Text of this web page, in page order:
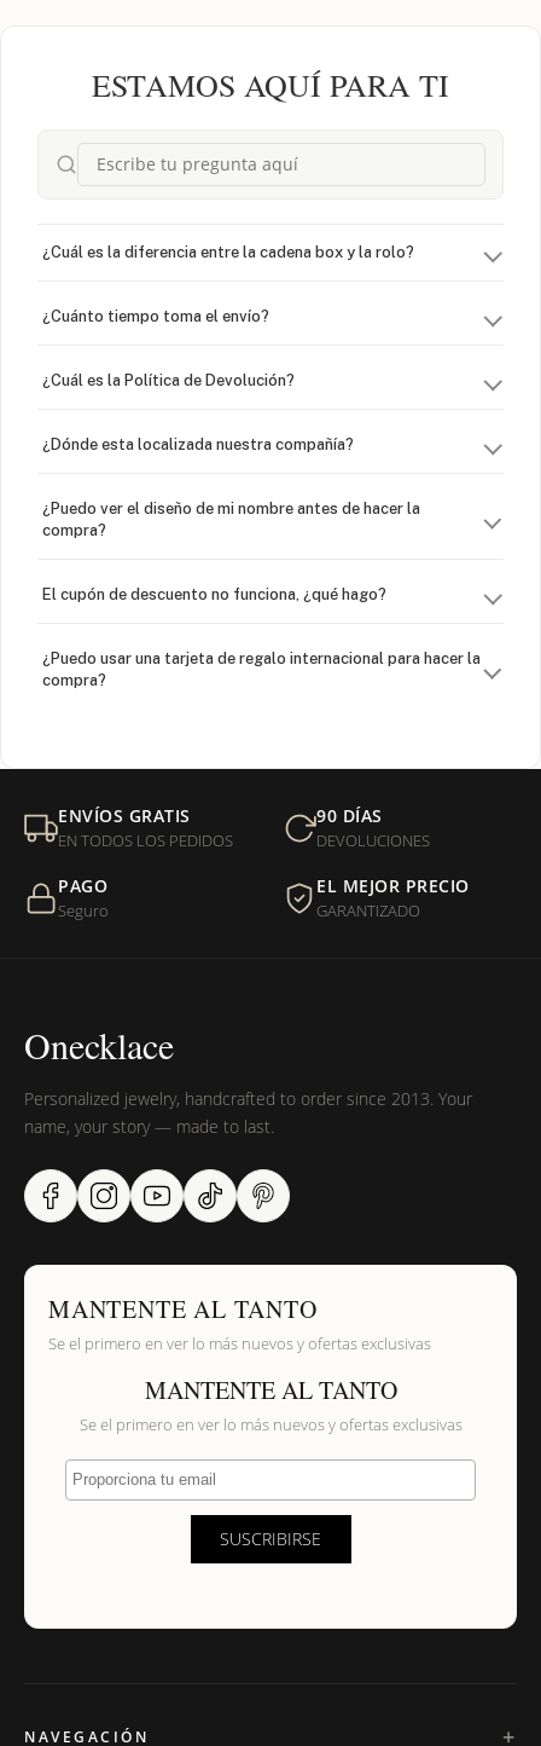
ESTAMOS AQUÍ PARA TI
¿Cuál es la diferencia entre la cadena box y la rolo?
¿Cuánto tiempo toma el envío?
¿Cuál es la Política de Devolución?
¿Dónde esta localizada nuestra compañía?
¿Puedo ver el diseño de mi nombre antes de hacer la
compra?
El cupón de descuento no funciona, ¿qué hago?
¿Puedo usar una tarjeta de regalo internacional para hacer la
compra?
Mi orden fue devuelta por USPS, ¿qué hago para que sea
entregada?
¿Sus productos son libres de níquel?
ENVÍOS GRATIS
EN TODOS LOS PEDIDOS
90 DÍAS
DEVOLUCIONES
PAGO
Seguro
EL MEJOR PRECIO
GARANTIZADO
Onecklace
Personalized jewelry, handcrafted to order since 2013. Your
name, your story — made to last.
MANTENTE AL TANTO
Se el primero en ver lo más nuevos y ofertas exclusivas
MANTENTE AL TANTO
Se el primero en ver lo más nuevos y ofertas exclusivas
Proporciona tu email
SUSCRIBIRSE
NAVEGACIÓN